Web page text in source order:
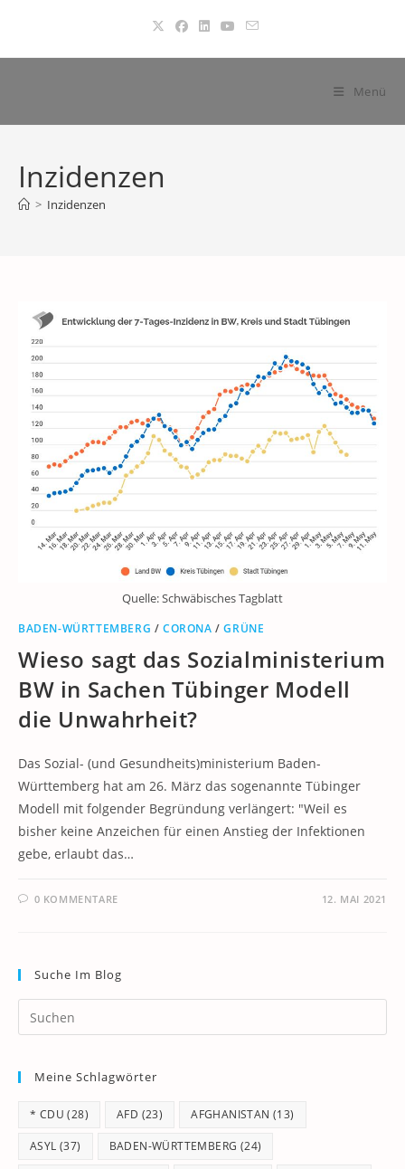
springen
Menü
Inzidenzen
> Inzidenzen
Quelle: Schwäbisches Tagblatt
BADEN-WÜRTTEMBERG /CORONA /GRÜNE
Wieso sagt das Sozialministerium
BW in Sachen Tübinger Modell
die Unwahrheit?
Das Sozial- (und Gesundheits)ministerium Baden-
Württemberg hat am 26. März das sogenannte Tübinger
Modell mit folgender Begründung verlängert: "Weil es
bisher keine Anzeichen für einen Anstieg der Infektionen
gebe, erlaubt das…
0 KOMMENTARE 12. MAI 2021
Suche Im Blog
Meine Schlagwörter
* CDU (28) AFD (23) AFGHANISTAN (13)
ASYL (37) BADEN-WÜRTTEMBERG (24)